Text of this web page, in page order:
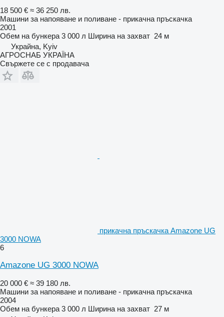
18 500 € ≈ 36 250 лв.
Машини за напояване и поливане - прикачна пръскачка
2001
Обем на бункера 3 000 л Ширина на захват 24 м
Украйна, Kyiv
АГРОСНАБ УКРАЇНА
Свържете се с продавача
прикачна пръскачка Amazone UG
3000 NOWA
6
Amazone UG 3000 NOWA
20 000 € ≈ 39 180 лв.
Машини за напояване и поливане - прикачна пръскачка
2004
Обем на бункера 3 000 л Ширина на захват 27 м